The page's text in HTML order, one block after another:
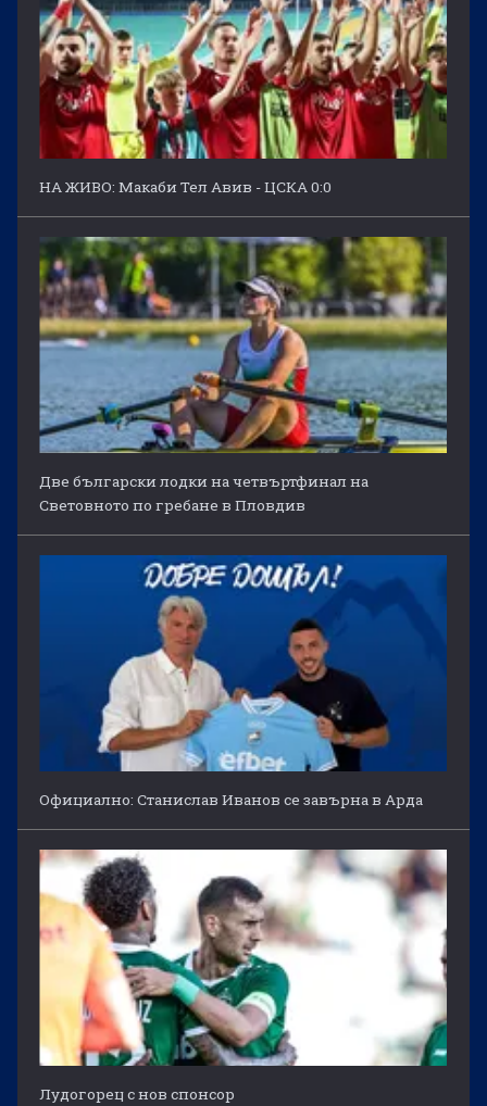
НА ЖИВО: Макаби Тел Авив - ЦСКА 0:0
Две български лодки на четвъртфинал на
Световното по гребане в Пловдив
Официално: Станислав Иванов се завърна в Арда
Лудогорец с нов спонсор